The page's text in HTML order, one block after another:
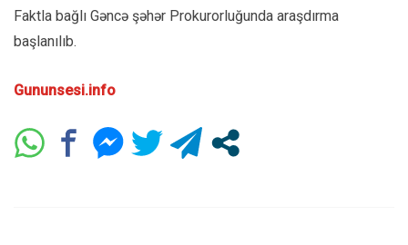
Faktla bağlı Gəncə şəhər Prokurorluğunda araşdırma
başlanılıb.
Gununsesi.info